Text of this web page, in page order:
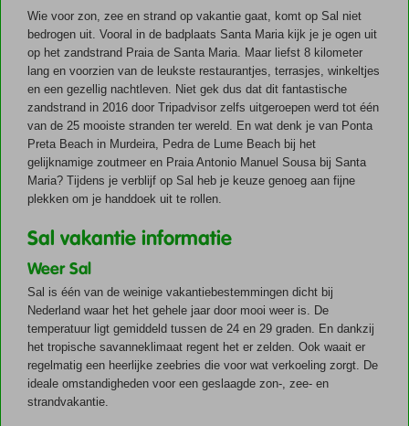
Wie voor zon, zee en strand op vakantie gaat, komt op Sal niet
bedrogen uit. Vooral in de badplaats Santa Maria kijk je je ogen uit
op het zandstrand Praia de Santa Maria. Maar liefst 8 kilometer
lang en voorzien van de leukste restaurantjes, terrasjes, winkeltjes
en een gezellig nachtleven. Niet gek dus dat dit fantastische
zandstrand in 2016 door Tripadvisor zelfs uitgeroepen werd tot één
van de 25 mooiste stranden ter wereld. En wat denk je van Ponta
Preta Beach in Murdeira, Pedra de Lume Beach bij het
gelijknamige zoutmeer en Praia Antonio Manuel Sousa bij Santa
Maria? Tijdens je verblijf op Sal heb je keuze genoeg aan fijne
plekken om je handdoek uit te rollen.
Sal vakantie informatie
Weer Sal
Sal is één van de weinige vakantiebestemmingen dicht bij
Nederland waar het het gehele jaar door mooi weer is. De
temperatuur ligt gemiddeld tussen de 24 en 29 graden. En dankzij
het tropische savanneklimaat regent het er zelden. Ook waait er
regelmatig een heerlijke zeebries die voor wat verkoeling zorgt. De
ideale omstandigheden voor een geslaagde zon-, zee- en
strandvakantie.